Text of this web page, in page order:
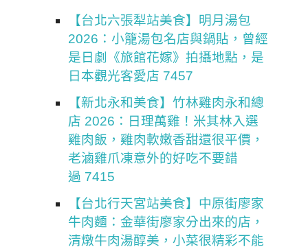
【台北六張犁站美食】明月湯包
2026：小籠湯包名店與鍋貼，曾經
是日劇《旅館花嫁》拍攝地點，是
日本觀光客愛店 7457
【新北永和美食】竹林雞肉永和總
店 2026：日理萬雞！米其林入選
雞肉飯，雞肉軟嫩香甜還很平價，
老滷雞爪凍意外的好吃不要錯
過 7415
【台北行天宮站美食】中原街廖家
牛肉麵：金華街廖家分出來的店，
清燉牛肉湯醇美，小菜很精彩不能